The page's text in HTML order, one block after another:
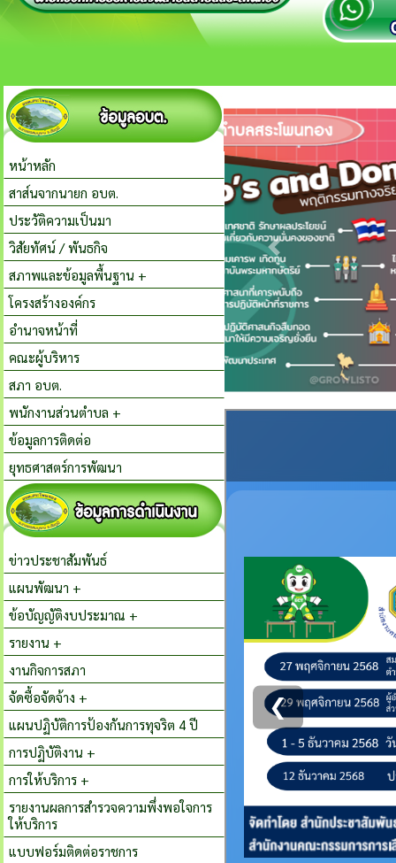
หน้าหลัก
สาส์นจากนายก อบต.
ประวัติความเป็นมา
วิสัยทัศน์ / พันธกิจ
สภาพและข้อมูลพื้นฐาน +
โครงสร้างองค์กร
อำนาจหน้าที่
คณะผู้บริหาร
สภา อบต.
พนักงานส่วนตำบล +
ข้อมูลการติดต่อ
ยุทธศาสตร์การพัฒนา
ข่าวประชาสัมพันธ์
แผนพัฒนา +
ข้อบัญญัติงบประมาณ +
รายงาน +
งานกิจการสภา
จัดซื้อจัดจ้าง +
แผนปฏิบัติการป้องกันการทุจริต 4 ปี
การปฏิบัติงาน +
การให้บริการ +
รายงานผลการสำรวจความพึ่งพอใจการ
ให้บริการ
แบบฟอร์มติดต่อราชการ